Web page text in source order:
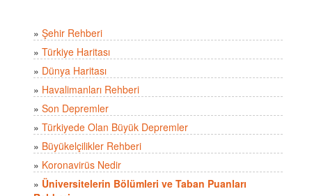
» Şehir Rehberi
» Türkiye Haritası
» Dünya Haritası
» Havalimanları Rehberi
» Son Depremler
» Türkiyede Olan Büyük Depremler
» Büyükelçilikler Rehberi
» Koronavirüs Nedir
» Üniversitelerin Bölümleri ve Taban Puanları